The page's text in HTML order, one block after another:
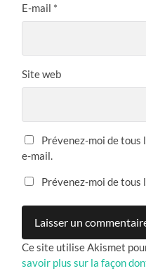
E-mail *
Site web
Prévenez-moi de tous
e-mail.
Prévenez-moi de tous
Ce site utilise Akismet
savoir plus sur la façon